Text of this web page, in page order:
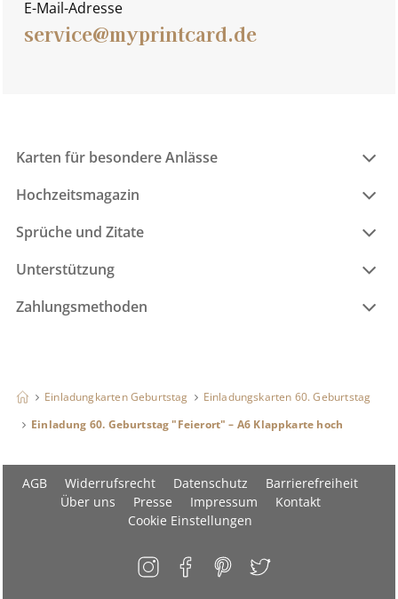
E-Mail-Adresse
service@myprintcard.de
Karten für besondere Anlässe
Hochzeitsmagazin
Sprüche und Zitate
Unterstützung
Zahlungsmethoden
Einladungkarten Geburtstag
Einladungskarten 60. Geburtstag
Einladung 60. Geburtstag "Feierort" – A6 Klappkarte hoch
AGB Widerrufsrecht Datenschutz
Barrierefreiheit
Über uns
Presse Impressum
Kontakt
Cookie Einstellungen